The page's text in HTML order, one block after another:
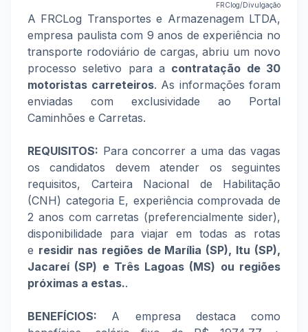
FRClog/Divulgação
A FRCLog Transportes e Armazenagem LTDA,
empresa paulista com 9 anos de experiência no
transporte rodoviário de cargas, abriu um novo
processo seletivo para a contratação de 30
motoristas carreteiros. As informações foram
enviadas com exclusividade ao Portal
Caminhões e Carretas.
REQUISITOS: Para concorrer a uma das vagas
os candidatos devem atender os seguintes
requisitos, Carteira Nacional de Habilitação
(CNH) categoria E, experiência comprovada de
2 anos com carretas (preferencialmente sider),
disponibilidade para viajar em todas as rotas
e residir nas regiões de Marília (SP), Itu (SP),
Jacareí (SP) e Três Lagoas (MS) ou regiões
próximas a estas..
BENEFÍCIOS: A empresa destaca como